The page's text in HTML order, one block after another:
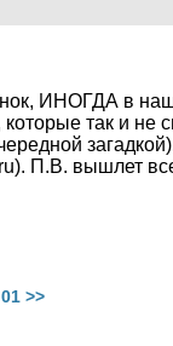
ИНОГДА в
так и не
П.В. вышлет
01 >>